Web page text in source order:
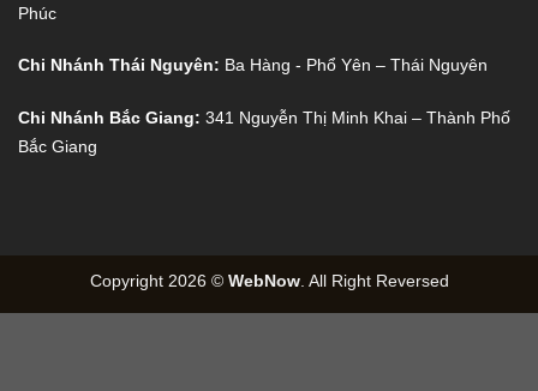
Phúc
Chi Nhánh Thái Nguyên: Ba Hàng - Phổ Yên – Thái Nguyên
Chi Nhánh Bắc Giang: 341 Nguyễn Thị Minh Khai – Thành Phố
Bắc Giang
Copyright 2026 © WebNow. All Right Reversed